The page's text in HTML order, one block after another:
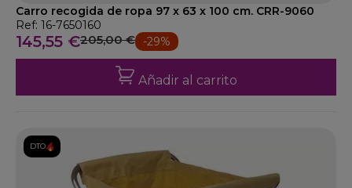
Carro recogida de ropa 97 x 63 x 100 cm. CRR-9060
Ref: 16-7650160
145,55 €205,00 € -29%
Añadir al carrito
DTO.